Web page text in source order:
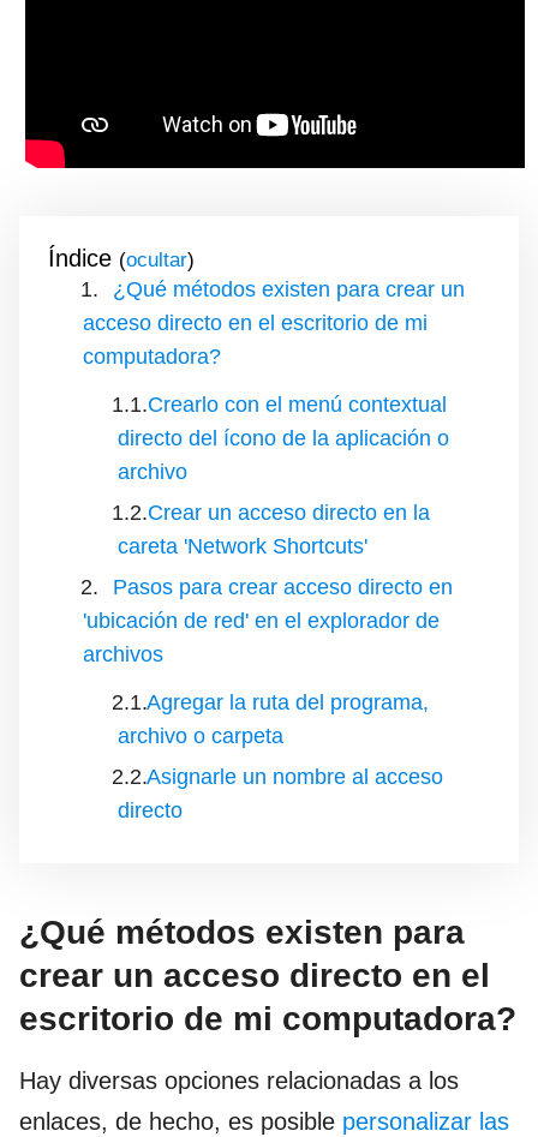
Índice ( )
¿Qué métodos existen para crear un
acceso directo en el escritorio de mi
computadora?
Crearlo con el menú contextual
directo del ícono de la aplicación o
archivo
Crear un acceso directo en la
careta 'Network Shortcuts'
Pasos para crear acceso directo en
'ubicación de red' en el explorador de
archivos
Agregar la ruta del programa,
archivo o carpeta
Asignarle un nombre al acceso
directo
¿Qué métodos existen para
crear un acceso directo en el
escritorio de mi computadora?
Hay diversas opciones relacionadas a los
enlaces, de hecho, es posible personalizar las